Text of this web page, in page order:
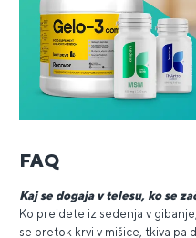
FAQ
Kaj se dogaja v telesu, ko se
Ko preidete iz sedenja v
se pretok krvi v mišice, tkiva pa